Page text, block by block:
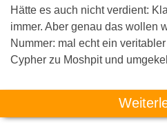
Hätte es auch nicht verdient:
immer. Aber genau das wollen
Nummer: mal echt ein
Cypher zu Moshpit und